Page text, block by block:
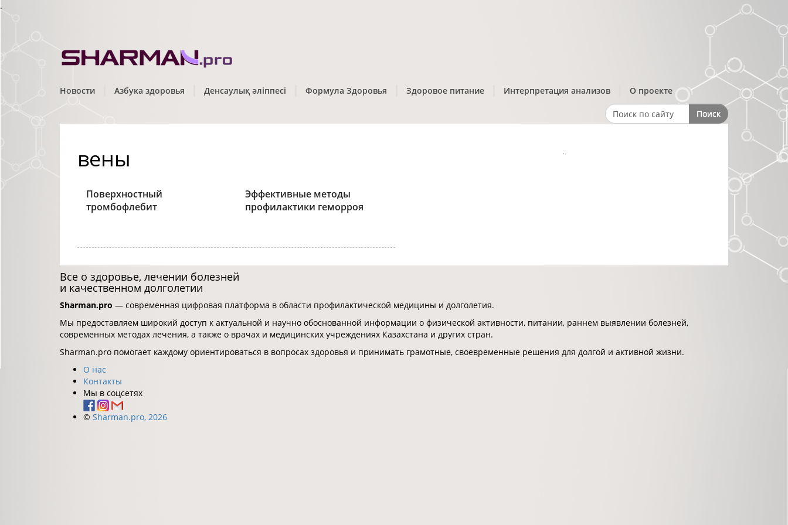
.
Новости Азбука здоровья Денсаулық әліппесі Формула Здоровья Здоровое питание Интерпретация анализов О проекте
Search formПоиск
вены
Поверхностный
тромбофлебит
Эффективные методы
профилактики геморроя
Все о здоровье, лечении болезней
и качественном долголетии
Sharman.pro — современная цифровая платформа в области профилактической медицины и долголетия.
Мы предоставляем широкий доступ к актуальной и научно обоснованной информации о физической активности, питании, раннем выявлении болезней,
современных методах лечения, а также о врачах и медицинских учреждениях Казахстана и других стран.
Sharman.pro помогает каждому ориентироваться в вопросах здоровья и принимать грамотные, своевременные решения для долгой и активной жизни.
О нас
Контакты
Мы в соцсетях
© Sharman.pro, 2026